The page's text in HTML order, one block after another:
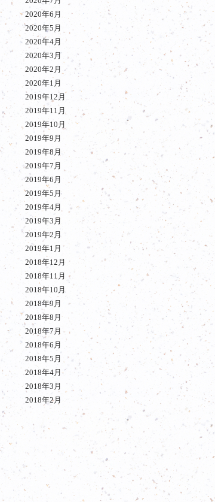
2020年6月
2020年5月
2020年4月
2020年3月
2020年2月
2020年1月
2019年12月
2019年11月
2019年10月
2019年9月
2019年8月
2019年7月
2019年6月
2019年5月
2019年4月
2019年3月
2019年2月
2019年1月
2018年12月
2018年11月
2018年10月
2018年9月
2018年8月
2018年7月
2018年6月
2018年5月
2018年4月
2018年3月
2018年2月